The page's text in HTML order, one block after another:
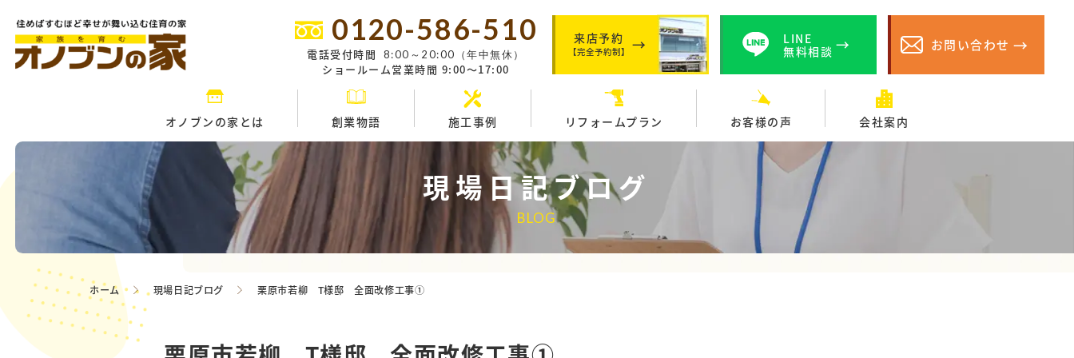
0120-586-510
電話受付時間 8:00～20:00（年中無休）
ショールーム営業時間 9:00～17:00
来店予約
【完全予約制】
LINE
無料相談
お問い合わせ
オノブンの家とは 創業物語 施工事例 リフォームプラン お客様の声 会社案内
現場日記ブログ
BLOG
ホーム 現場日記ブログ 栗原市若柳 T様邸 全面改修工事①